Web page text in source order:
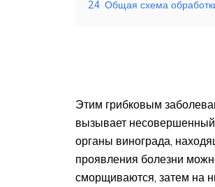
24 Общая схема
Этим грибковым
вызывает несовершенный
органы винограда,
проявления болезни
сморщиваются, затем на